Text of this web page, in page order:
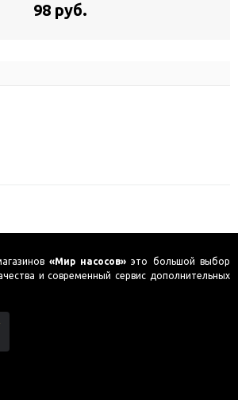
98 руб.
«Мир насосов» это большой выбор
и современный сервис дополнительных